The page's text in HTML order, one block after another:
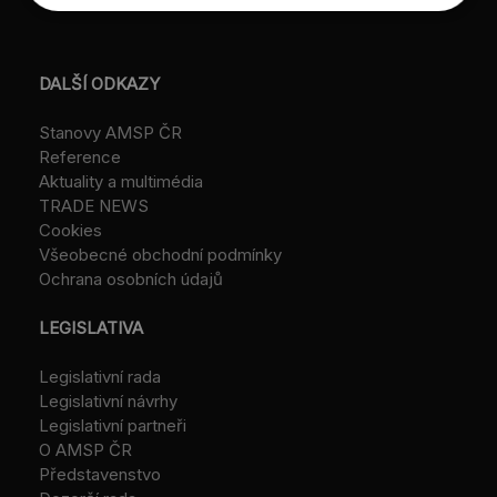
DALŠÍ ODKAZY
Stanovy AMSP ČR
Reference
Aktuality a multimédia
TRADE NEWS
Cookies
Všeobecné obchodní podmínky
Ochrana osobních údajů
LEGISLATIVA
Legislativní rada
Legislativní návrhy
Legislativní partneři
O AMSP ČR
Představenstvo